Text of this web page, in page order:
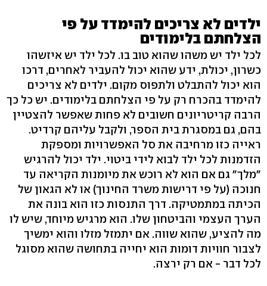
ילדים לא צריכים להימדד על פי
הצלחתם בלימודים
לכל ילד יש משהו שהוא טוב בו. לכל ילד יש איזשהו
כשרון, יכולת, ידע שהוא יכול להעביר לאחרים, דרכו
הוא יכול להתבלט ולתפוס מקום. ילדים לא צריכים
להימדד בהכרח רק על פי הצלחתם בלימודים. יש כל כך
הרבה קריטריונים חשובים לא פחות שאפשר להצטיין
בהם, גם במסגרת בית הספר, ולקבל עליהם קרדיט.
ראייה כזו מרחיבה את סל האפשרויות ומספקת
הזדמנות לכל ילד לבוא לידי ביטוי. ילד יכול להרגיש
"מלך" גם אם הוא לא רוכש את מיומנות הקריאה עד
חנוכה (על פי דרישות משרד החינוך) או לא הגאון של
הכיתה במתמטיקה. דרך התנסות כזו הוא בונה את
הערך העצמי והביטחון שלו. הוא מרגיש מיוחד, שיש לו
מה להציע, שהוא שווה. אם יתמזל מזלו והוא ימשיך
לצבור חוויות דומות הוא יחייה בתחושה שהוא מסוגל
לכל דבר - אם רק ירצה.